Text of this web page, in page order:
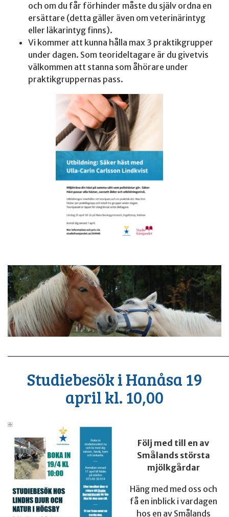
och om du får förhinder måste du själv ordna en
ersättare (detta gäller även om veterinärintyg
eller läkarintyg finns).
Vi kommer att kunna hålla max 3 praktikgrupper
under dagen. Som teorideltagare är du givetvis
välkommen att stanna som åhörare under
praktikgruppernas pass.
Studiebesök i Hanåsa 19
april kl. 10,00
Följ med till en av
Smålands största
mjölkgårdar
Häng med med oss och
få en inblick i vardagen
hos en av Smålands